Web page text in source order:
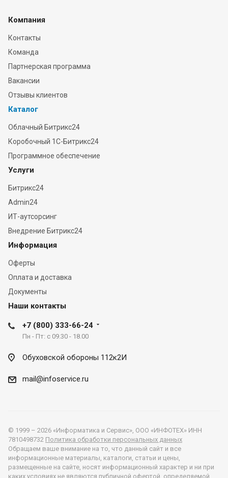
Компания
Контакты
Команда
Партнерская программа
Вакансии
Отзывы клиентов
Каталог
Облачный Битрикс24
Коробочный 1С-Битрикс24
Программное обеспечение
Услуги
Битрикс24
Admin24
ИТ-аутсорсинг
Внедрение Битрикс24
Информация
Оферты
Оплата и доставка
Документы
Наши контакты
+7 (800) 333-66-24
Пн - Пт: с 09.30 - 18.00
Обуховской обороны 112к2И
mail@infoservice.ru
© 1999 – 2026 «Информатика и Сервис», ООО «ИНФОТЕХ» ИНН
7810498732 Политика обработки персональных данных
Обращаем ваше внимание на то, что данный сайт и все
информационные материалы, каталоги, статьи и цены,
размещенные на сайте, носят информационный характер и ни при
каких условиях не являются публичной офертой, определяемой